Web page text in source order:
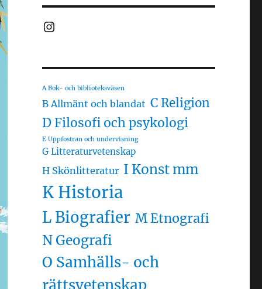
Instagram
A Bok- och biblioteksväsen
B Allmänt och blandat C Religion
D Filosofi och psykologi
E Uppfostran och undervisning
G Litteraturvetenskap
H Skönlitteratur I Konst mm
K Historia
L Biografier M Etnografi
N Geografi
O Samhälls- och
rättsvetenskap